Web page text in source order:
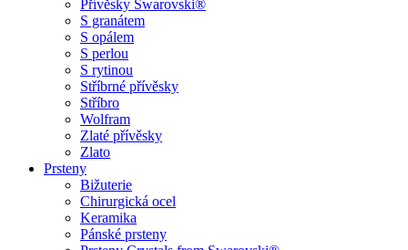
Přívěsky Swarovski®
S granátem
S opálem
S perlou
S rytinou
Stříbrné přívěsky
Stříbro
Wolfram
Zlaté přívěsky
Zlato
Prsteny
Bižuterie
Chirurgická ocel
Keramika
Pánské prsteny